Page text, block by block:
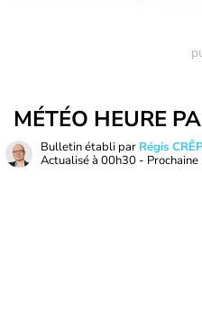
MÉTÉO HEURE
Bulletin établi par Régis
Actualisé à 00h30 - Prochaine